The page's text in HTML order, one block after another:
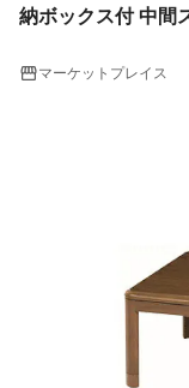
納ボックス付 中間
マーケットプレイス